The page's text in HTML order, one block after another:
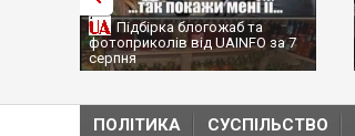
Підбірка блогожаб та
фотоприколів від UAINFO за 7
серпня
ПОЛІТИКА СУСПІЛЬСТВО